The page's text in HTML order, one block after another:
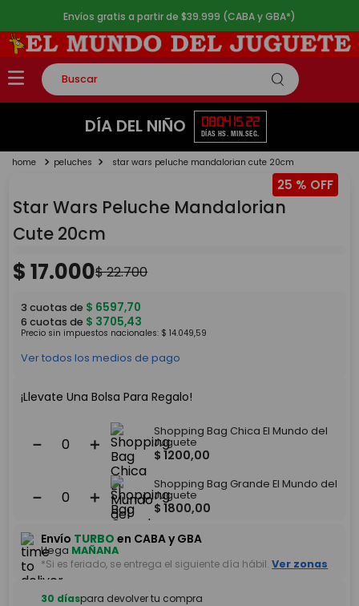
Envíos gratis a partir de $39.999 (CABA y GBA*)
Buscar
TÉRMINOS MÁS BUSCADOS
2.
lego
DÍA DEL NIÑO 08
DÍAS
04
HS.
15
MIN.
22
SEG.
peluches star wars peluche mandalorian cute 20cm
25 %
Star Wars Peluche Mandalorian
Cute 20cm
$17.000$22.700
3 cuotas de $ 6597,70
6 cuotas de $ 3705,43
Precio sin impuestos nacionales: $ 14.049,59
Ver todos los medios de pago
¡Llevate Una Bolsa Para Regalo!
＋
－
Shopping Bag Chica El Mundo del
Juguete
$ 1200,00
＋
－
Shopping Bag Grande El Mundo del
Juguete
$ 1800,00
Envío TURBO en CABA y GBA
Llega MAÑANA
*Si es feriado, se entrega el siguiente día hábil. Ver zonas
30 díaspara devolver tu compra